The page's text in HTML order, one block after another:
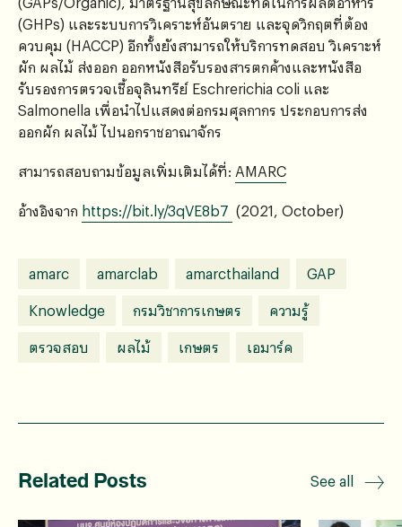
(GHPs) และระบบการวิเคราะห์อันตราย และจุดวิกฤตที่ต้อง
ควบคุม (HACCP) อีกทั้งยังสามารถให้บริการทดสอบ วิเคราะห์
ผัก ผลไม้ ส่งออก ออกหนังสือรับรองสารตกค้างและหนังสือ
รับรองการตรวจเชื้อจุลินทรีย์ Eschrerichia coli และ
Salmonella เพื่อนำไปแสดงต่อกรมศุลกากร ประกอบการส่ง
ออกผัก ผลไม้ ไปนอกราชอาณาจักร
สามารถสอบถามข้อมูลเพิ่มเติมได้ที่: AMARC
อ้างอิงจาก https://bit.ly/3qVE8b7 (2021, October)
amarc amarclab amarcthailand
GAP
Knowledge
กรมวิชาการเกษตร
ความรู้
ตรวจสอบ
ผลไม้ เกษตร เอมาร์ค
Related Posts See all